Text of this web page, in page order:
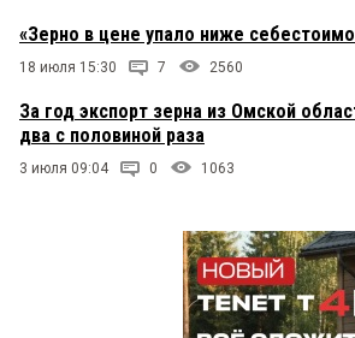
«Зерно в цене упало ниже
18 июля 15:30 7 2560
За год экспорт зерна из Омской
два с половиной раза
3 июля 09:04 0 1063